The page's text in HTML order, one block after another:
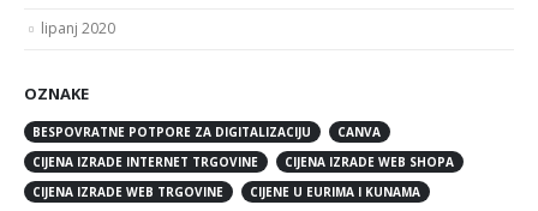
lipanj 2020
OZNAKE
BESPOVRATNE POTPORE ZA DIGITALIZACIJU
CANVA
CIJENA IZRADE INTERNET TRGOVINE
CIJENA IZRADE WEB SHOPA
CIJENA IZRADE WEB TRGOVINE
CIJENE U EURIMA I KUNAMA